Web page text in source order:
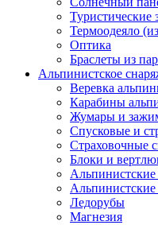
Туристические
Термоодеяло
Оптика
Браслеты из
Альпинистское
Веревка
Карабины
Жумары и
Спусковые и
Страховочные
Блоки и
Альпинистские
Ледорубы
Магнезия